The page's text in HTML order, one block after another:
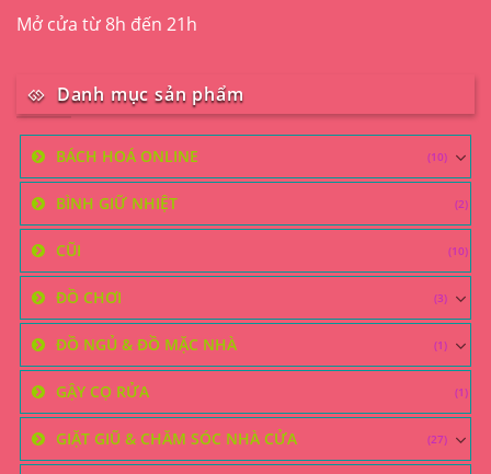
Mở cửa từ 8h đến 21h
Danh mục sản phẩm
BÁCH HOÁ ONLINE (10)
BÌNH GIỮ NHIỆT (2)
CŨI (10)
ĐỒ CHƠI (3)
ĐỒ NGỦ & ĐỒ MẶC NHÀ (1)
GẬY CỌ RỬA (1)
GIẶT GIŨ & CHĂM SÓC NHÀ CỬA (27)